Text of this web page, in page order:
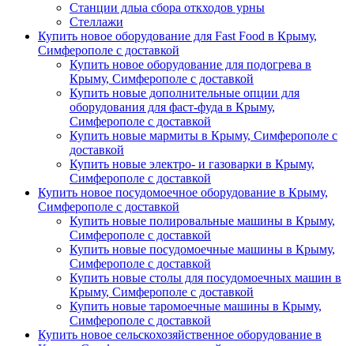
Станции длыа сбора откходов урны
Стеллажи
Купить новое оборудование для Fast Food в Крыму,
Симферополе с доставкой
Купить новое оборудование для подогрева в
Крыму, Симферополе с доставкой
Купить новые дополнительные опции для
оборудования для фаст-фуда в Крыму,
Симферополе с доставкой
Купить новые мармиты в Крыму, Симферополе с
доставкой
Купить новые электро- и газоварки в Крыму,
Симферополе с доставкой
Купить новое посудомоечное оборудование в Крыму,
Симферополе с доставкой
Купить новые полировальные машины в Крыму,
Симферополе с доставкой
Купить новые посудомоечные машины в Крыму,
Симферополе с доставкой
Купить новые столы для посудомоечных машин в
Крыму, Симферополе с доставкой
Купить новые таромоечные машины в Крыму,
Симферополе с доставкой
Купить новое сельскохозяйственное оборудование в